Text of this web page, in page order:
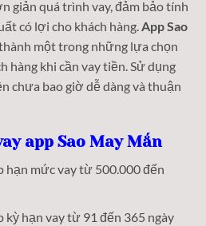
giản quá trình vay, đảm bảo tính
có lợi cho khách hàng.App Sao
một trong những lựa chọn
hàng khi cần vay tiền. Sử dụng
chưa bao giờ dễ dàng và thuận
app Sao May Mắn
hạn mức vay từ 500.000 đến
kỳ hạn vay từ 91 đến 365 ngày